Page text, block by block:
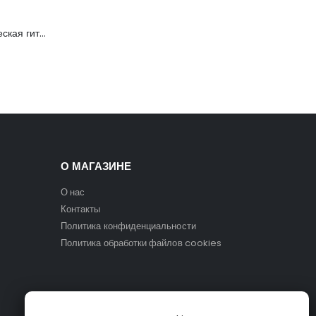
C901T-BS Акустическая гитара, с вырезом, санберст, Caraya
О МАГАЗИНЕ
О нас
Контакты
Политика конфиденциальности
Политика обработки файлов cookies